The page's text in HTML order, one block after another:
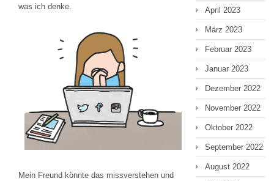
was ich denke.
Mein Freund könnte das missverstehen und
April 2023
März 2023
Februar 2023
Januar 2023
Dezember 2022
November 2022
Oktober 2022
September 2022
August 2022